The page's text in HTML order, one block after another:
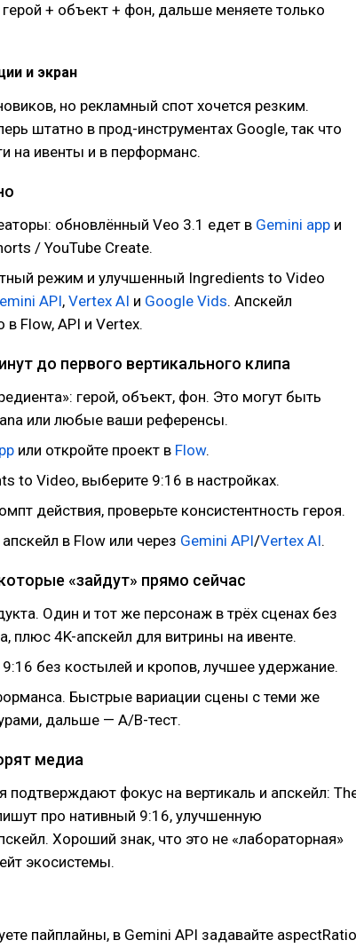
+ объект + фон, дальше меняете только
и экран
но рекламный спот хочется резким.
штатно в прод-инструментах Google, так что
на ивенты и в перформанс.
обновлённый Veo 3.1 едет в Gemini app и
/ YouTube Create.
режим и улучшенный Ingredients to Video
API, Vertex AI и Google Vids. Апскейл
Flow, API и Vertex.
до первого вертикального клипа
герой, объект, фон. Это могут быть
или любые ваши референсы.
или откройте проект в Flow.
to Video, выберите 9:16 в настройках.
действия, проверьте консистентность героя.
в Flow или через Gemini API/Vertex AI.
«зайдут» прямо сейчас
Один и тот же персонаж в трёх сценах без
плюс 4K-апскейл для витрины на ивенте.
9:16 без костылей и кропов, лучшее удержание.
Быстрые вариации сцены с теми же
дальше — A/B-тест.
медиа
подтверждают фокус на вертикаль и апскейл:
про нативный 9:16, улучшенную
Хороший знак, что это не «лабораторная»
экосистемы.
пайплайны, в Gemini API задавайте